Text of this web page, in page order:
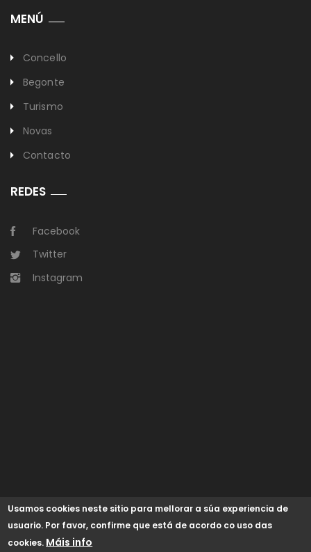
MENÚ
Concello
Begonte
Turismo
Novas
Contacto
REDES
Facebook
Twitter
Instagram
© 2024 Concello de Begonte /
Usamos cookies neste sitio para mellorar a súa experiencia de
usuario. Por favor, confirme que está de acordo co uso das
cookies. Máis info